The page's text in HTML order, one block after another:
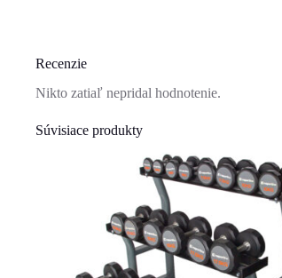
Recenzie
Nikto zatiaľ nepridal hodnotenie.
Súvisiace produkty